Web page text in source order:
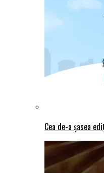
Cea de-a șasea